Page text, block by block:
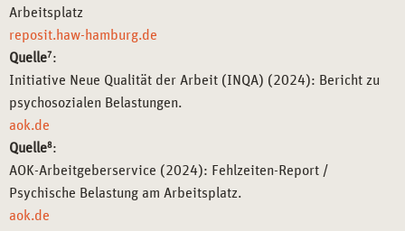
Arbeitsplatz
reposit.haw-hamburg.de
Quelle7 :
Initiative Neue Qualität der Arbeit (INQA) (2024): Bericht zu
psychosozialen Belastungen.
aok.de
Quelle8:
AOK-Arbeitgeberservice (2024): Fehlzeiten-Report /
Psychische Belastung am Arbeitsplatz.
aok.de